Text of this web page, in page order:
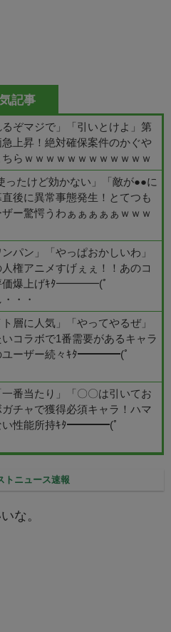
記事
るぞマジで」「引いとけよ」第
上昇！絶対確保案件のかぐや
らｗｗｗｗｗｗｗｗｗｗｗｗ
ったけど効かない」「敵が●●に
後に異常事態発生！とてつも
ー驚愕うわぁぁぁぁぁｗｗｗ
パン」「やっぱおかしいわ」
権アニメすげぇぇ！！あのコ
価爆上げｷﾀ━━━━(ﾟ
・・
層に人気」「やってやるぜ」
コラボで1番需要があるキャラ
ユーザー続々ｷﾀ━━━━(ﾟ
一番当たり」「〇〇は引いてお
チャで獲得必須キャラ！ハマ
い性能所持ｷﾀ━━━━(ﾟ
トニュース速報
な。